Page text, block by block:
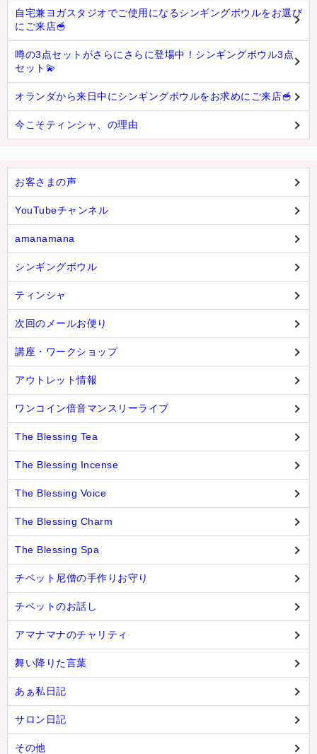
自宅兼ヨガスタジオでご使用になるシンギングボウルをお選び
にご来店🥣
噂の3点セットがさらにさらに登場中！シンギングボウル3点
セット💫
オランダから来日中にシンギングボウルをお求めにご来店🥣
今こそティンシャ、の理由
お客さまの声
YouTubeチャンネル
amanamana
シンギングボウル
ティンシャ
次回のメールお便り
講座・ワークショップ
アウトレット情報
ワンコイン倍音マンスリーライブ
The Blessing Tea
The Blessing Incense
The Blessing Voice
The Blessing Charm
The Blessing Spa
チベット尼僧の手作りお守り
チベットのお話し
アマナマナのチャリティ
舞い降りた言葉
あぁ私日記
サロン日記
その他